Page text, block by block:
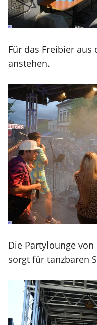
Für das Freibier
anstehen.
Die Partylounge
sorgt für tanzbaren